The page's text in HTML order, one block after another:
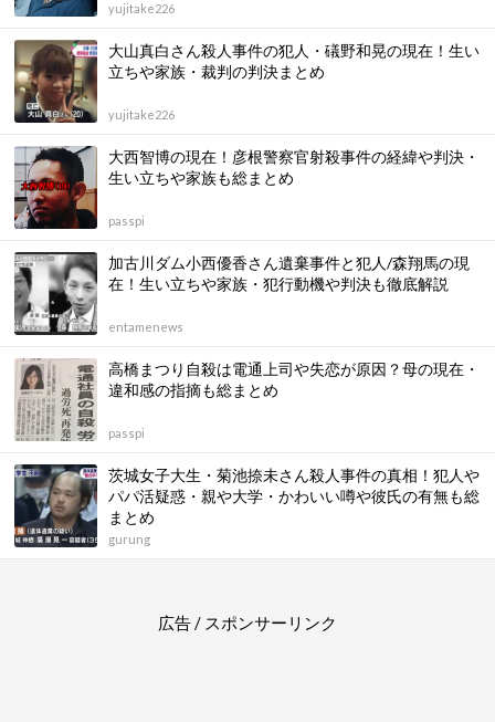
yujitake226
大山真白さん殺人事件の犯人・礒野和晃の現在！生い
立ちや家族・裁判の判決まとめ
yujitake226
大西智博の現在！彦根警察官射殺事件の経緯や判決・
生い立ちや家族も総まとめ
passpi
加古川ダム小西優香さん遺棄事件と犯人/森翔馬の現
在！生い立ちや家族・犯行動機や判決も徹底解説
entamenews
高橋まつり自殺は電通上司や失恋が原因？母の現在・
違和感の指摘も総まとめ
passpi
茨城女子大生・菊池捺未さん殺人事件の真相！犯人や
パパ活疑惑・親や大学・かわいい噂や彼氏の有無も総
まとめ
gurung
広告 / スポンサーリンク